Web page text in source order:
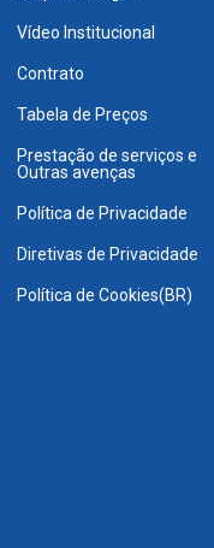
Vídeo Institucional
Contrato
Tabela de Preços
Prestação de serviços e
Outras avenças
Política de Privacidade
Diretivas de Privacidade
Política de Cookies(BR)